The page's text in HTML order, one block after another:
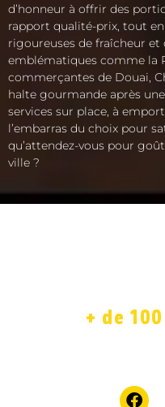
d’honneur à offrir des
rapport qualité-prix, tout
rigoureuses de fraîcheur et
emblématiques comme la
commerçantes de Douai,
halte gourmande après
services sur place, à
l’embarras du choix pour
qu’attendez-vous pour
ville ?
+ de